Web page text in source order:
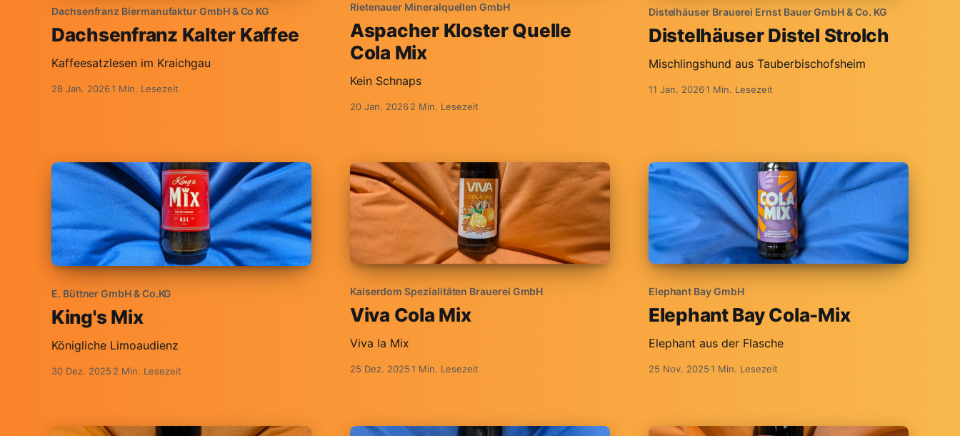
Dachsenfranz Biermanufaktur GmbH & Co KG
Dachsenfranz Kalter Kaffee
Kaffeesatzlesen im Kraichgau
28 Jan. 20261 Min. Lesezeit
Rietenauer Mineralquellen GmbH
Aspacher Kloster Quelle
Cola Mix
Kein Schnaps
20 Jan. 20262 Min. Lesezeit
Distelhäuser Brauerei Ernst Bauer GmbH & Co. KG
Distelhäuser Distel Strolch
Mischlingshund aus Tauberbischofsheim
11 Jan. 20261 Min. Lesezeit
E. Büttner GmbH & Co.KG
King's Mix
Königliche Limoaudienz
30 Dez. 2025 2 Min. Lesezeit
Kaiserdom Spezialitäten Brauerei GmbH
Viva Cola Mix
Viva la Mix
25 Dez. 20251 Min. Lesezeit
Elephant Bay GmbH
Elephant Bay Cola-Mix
Elephant aus der Flasche
25 Nov. 20251 Min. Lesezeit